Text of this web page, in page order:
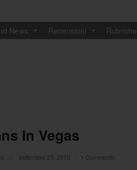
News Recensioni Rubriche
In Vegas
settembre 23, 2015 1 Commento